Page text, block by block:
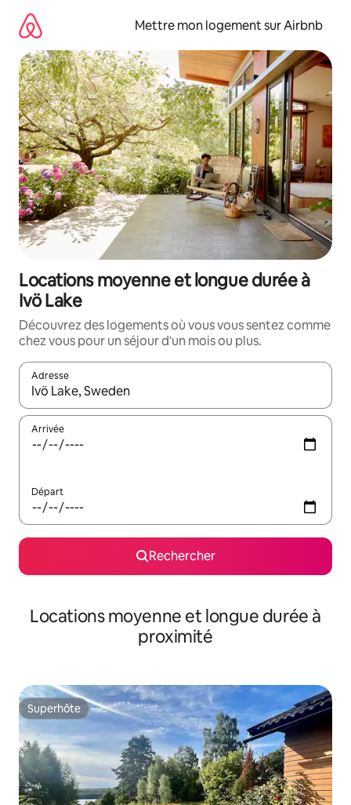
directement
contenu
Mettre mon logement sur Airbnb
Locations moyenne et longue durée à
Ivö Lake
Découvrez des logements où vous vous sentez comme
chez vous pour un séjour d'un mois ou plus.
Adresse
Lorsque les résultats s'affichent, utilisez les flèches vers le
Arrivée
Départ
Rechercher
Locations moyenne et longue durée à
proximité
Superhôte
Superhôte